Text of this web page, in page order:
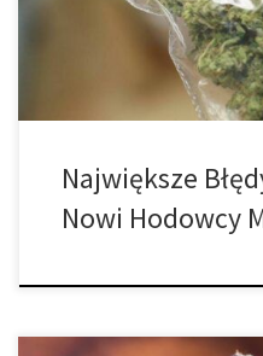
nasycone żywicą,
razu po zbiorze. I zanim się
Największe
Nowi Hodowcy